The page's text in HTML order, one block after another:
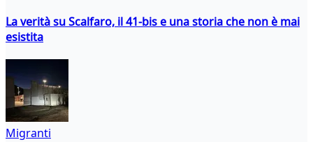
La verità su Scalfaro, il 41-bis e una storia che non è mai
esistita
Migranti